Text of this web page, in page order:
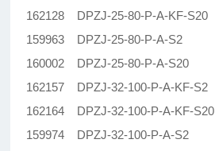
162128 DPZJ-25-80-P-A-KF-S20
159963 DPZJ-25-80-P-A-S2
160002 DPZJ-25-80-P-A-S20
162157 DPZJ-32-100-P-A-KF-S2
162164 DPZJ-32-100-P-A-KF-S20
159974 DPZJ-32-100-P-A-S2